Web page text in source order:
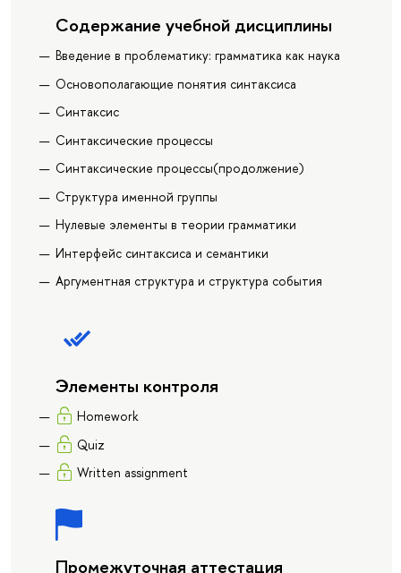
Содержание учебной дисциплины
Введение в проблематику: грамматика как наука
Основополагающие понятия синтаксиса
Синтаксис
Синтаксические процессы
Синтаксические процессы(продолжение)
Структура именной группы
Нулевые элементы в теории грамматики
Интерфейс синтаксиса и семантики
Аргументная структура и структура события
Элементы контроля
Homework
Quiz
Written assignment
Промежуточная аттестация